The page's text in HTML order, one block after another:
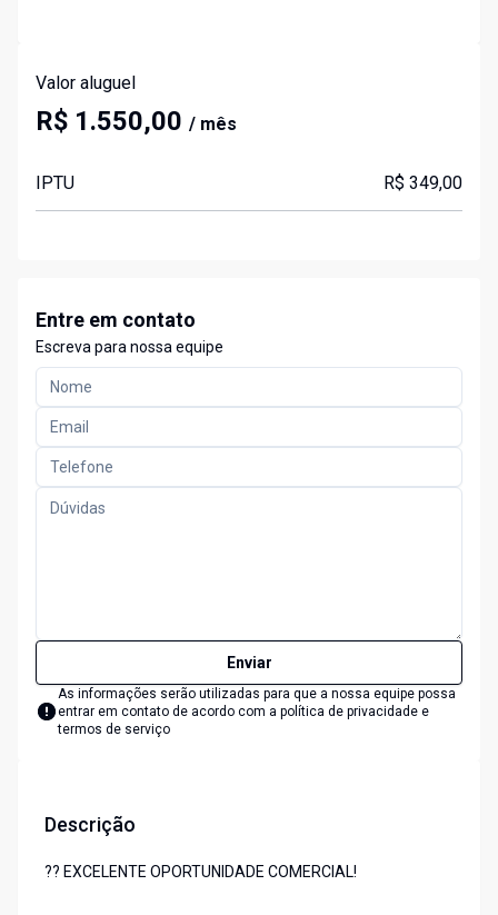
Valor aluguel
R$ 1.550,00 / mês
IPTU R$ 349,00
Entre em contato
Escreva para nossa equipe
Enviar
As informações serão utilizadas para que a nossa equipe possa
entrar em contato de acordo com a política de privacidade e
termos de serviço
Descrição
?? EXCELENTE OPORTUNIDADE COMERCIAL!